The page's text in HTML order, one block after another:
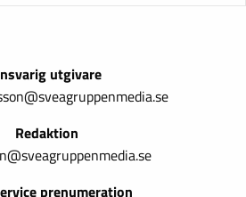
utgivare
Redaktion
prenumeration